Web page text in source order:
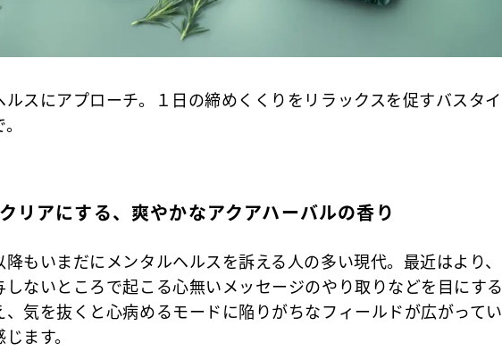
ルスにアプローチ。１日の締めくくりをリラックスを促すバスタイ
リアにする、爽やかなアクアハーバルの香り
降もいまだにメンタルヘルスを訴える人の多い現代。最近はより、
しないところで起こる心無いメッセージのやり取りなどを目にする
、気を抜くと心病めるモードに陥りがちなフィールドが広がってい
ます。